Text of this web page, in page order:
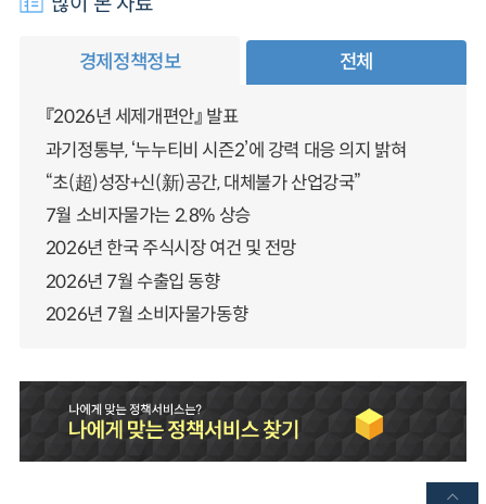
경제정책정보 전체
『2026년 세제개편안』 발표
과기정통부, ‘누누티비 시즌2’에 강력 대응 의지 밝혀
“초(超)성장+신(新)공간, 대체불가 산업강국”
7월 소비자물가는 2.8% 상승
2026년 한국 주식시장 여건 및 전망
2026년 7월 수출입 동향
2026년 7월 소비자물가동향